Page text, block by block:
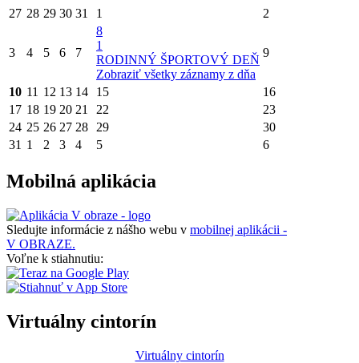
27 28 29 30 31 1 2
3 4 5 6 7
8
1
RODINNÝ ŠPORTOVÝ DEŇ
Zobraziť všetky záznamy z dňa
9
10 11 12 13 14 15
16
17 18 19 20 21 22
23
24 25 26 27 28 29
30
31 1 2 3 4 5 6
Mobilná aplikácia
Sledujte informácie z nášho webu v mobilnej aplikácii -
V OBRAZE.
Voľne k stiahnutiu:
Virtuálny cintorín
Virtuálny cintorín